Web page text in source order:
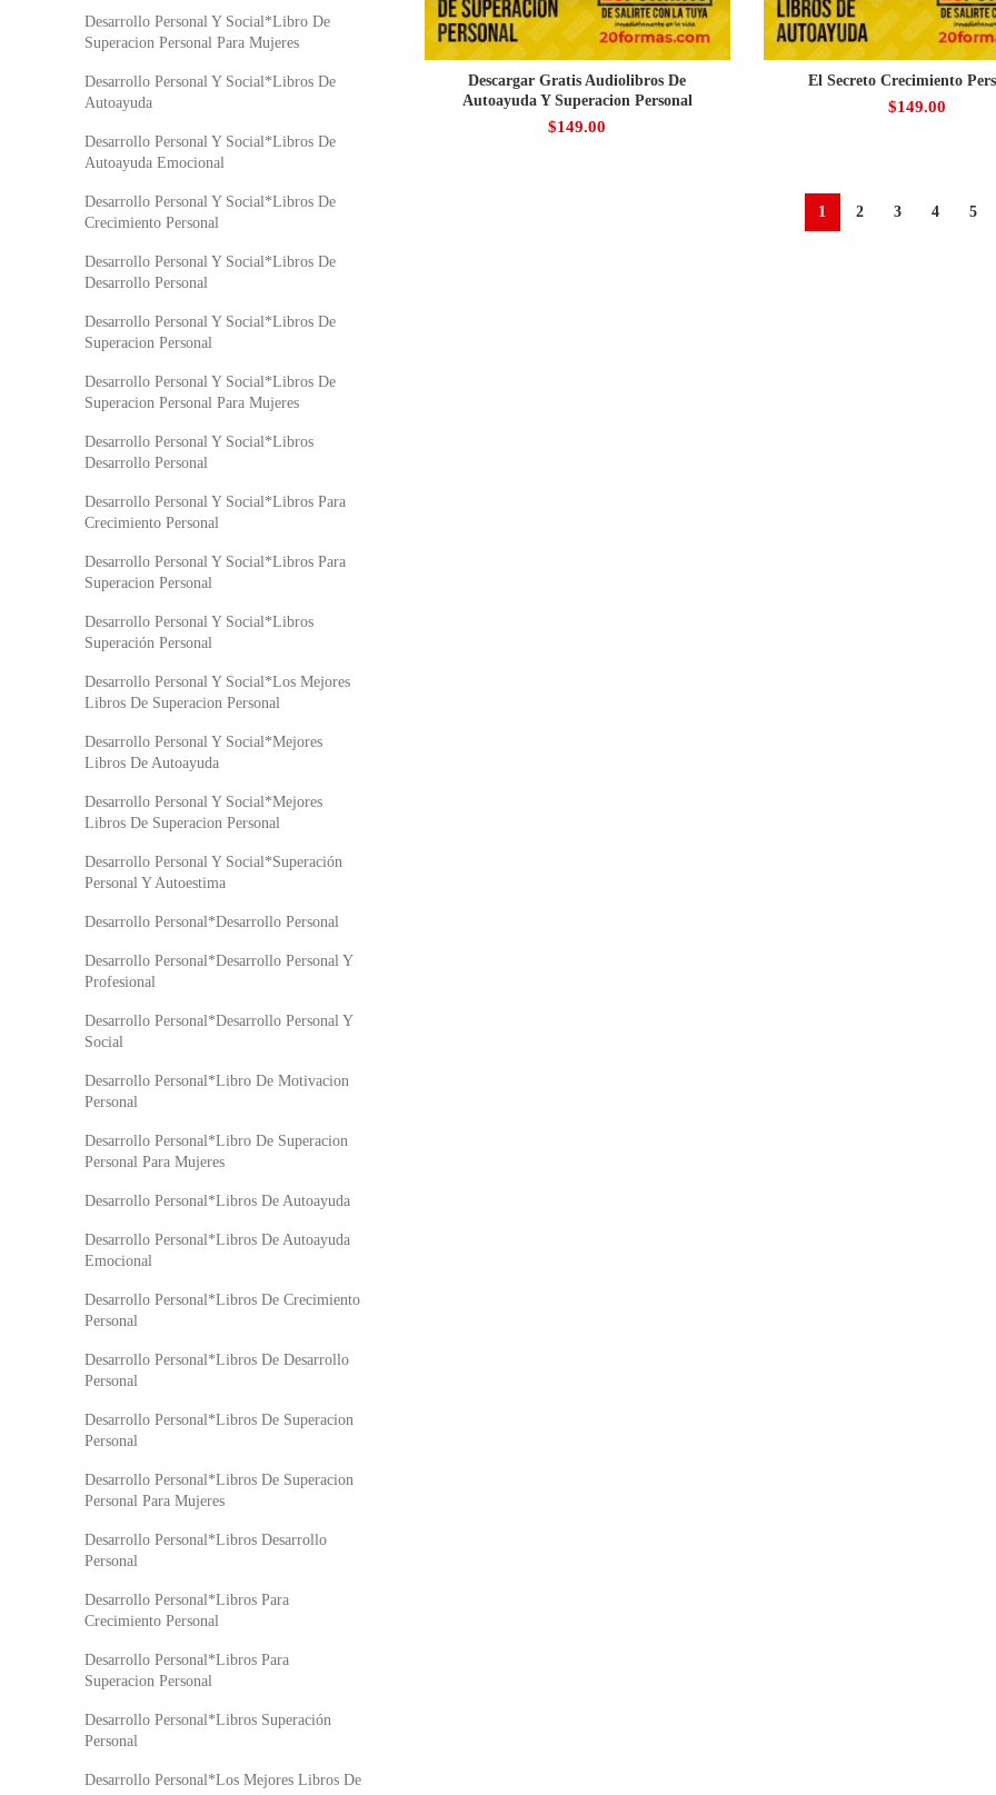
Descargar Gratis Audiolibros De
Autoayuda Y Superacion Personal
$149.00
El Secreto Crecimiento
$149.00
1 2 3 4 5
Desarrollo Personal Y Social*Libro De
Superacion Personal Para Mujeres
Desarrollo Personal Y Social*Libros De
Autoayuda
Desarrollo Personal Y Social*Libros De
Autoayuda Emocional
Desarrollo Personal Y Social*Libros De
Crecimiento Personal
Desarrollo Personal Y Social*Libros De
Desarrollo Personal
Desarrollo Personal Y Social*Libros De
Superacion Personal
Desarrollo Personal Y Social*Libros De
Superacion Personal Para Mujeres
Desarrollo Personal Y Social*Libros
Desarrollo Personal
Desarrollo Personal Y Social*Libros Para
Crecimiento Personal
Desarrollo Personal Y Social*Libros Para
Superacion Personal
Desarrollo Personal Y Social*Libros
Superación Personal
Desarrollo Personal Y Social*Los Mejores
Libros De Superacion Personal
Desarrollo Personal Y Social*Mejores
Libros De Autoayuda
Desarrollo Personal Y Social*Mejores
Libros De Superacion Personal
Desarrollo Personal Y Social*Superación
Personal Y Autoestima
Desarrollo Personal*Desarrollo Personal
Desarrollo Personal*Desarrollo Personal Y
Profesional
Desarrollo Personal*Desarrollo Personal Y
Social
Desarrollo Personal*Libro De Motivacion
Personal
Desarrollo Personal*Libro De Superacion
Personal Para Mujeres
Desarrollo Personal*Libros De Autoayuda
Desarrollo Personal*Libros De Autoayuda
Emocional
Desarrollo Personal*Libros De Crecimiento
Personal
Desarrollo Personal*Libros De Desarrollo
Personal
Desarrollo Personal*Libros De Superacion
Personal
Desarrollo Personal*Libros De Superacion
Personal Para Mujeres
Desarrollo Personal*Libros Desarrollo
Personal
Desarrollo Personal*Libros Para
Crecimiento Personal
Desarrollo Personal*Libros Para
Superacion Personal
Desarrollo Personal*Libros Superación
Personal
Desarrollo Personal*Los Mejores Libros De